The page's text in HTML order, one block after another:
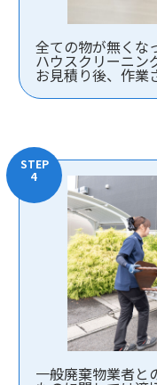
全ての物が無くな
ハウスクリーニン
お見積り後、作業
一般廃棄物業者と